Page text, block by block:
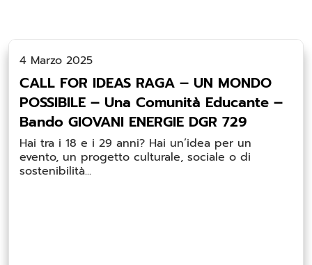
4 Marzo 2025
CALL FOR IDEAS RAGA – UN MONDO
POSSIBILE – Una Comunità Educante –
Bando GIOVANI ENERGIE DGR 729
Hai tra i 18 e i 29 anni? Hai un’idea per un
evento, un progetto culturale, sociale o di
sostenibilità...